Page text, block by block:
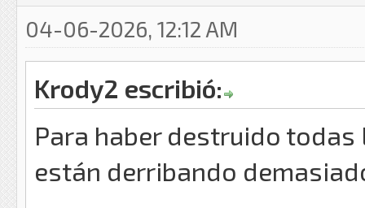
04-06-2026, 12:12 AM
Krody2 escribió:
Para haber destruido
están derribando